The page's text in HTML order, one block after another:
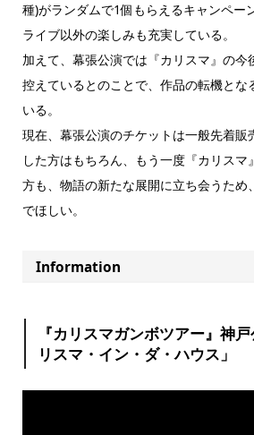
種)がランダムで1個もらえるキャンペー
ライブ以外の楽しみも充実している。
加えて、幕張公演では『カリスマ』の今
控えているとのことで、作品の転機とな
いる。
現在、幕張公演のチケットは一般先着販
した方はもちろん、もう一度『カリス
方も、物語の新たな展開に立ち会うため
でほしい。
Information
『カリスマガンボツアー』神
リスマ・イン・ダ・ハウス」